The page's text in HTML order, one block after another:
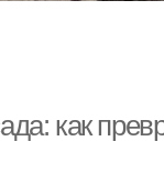
как